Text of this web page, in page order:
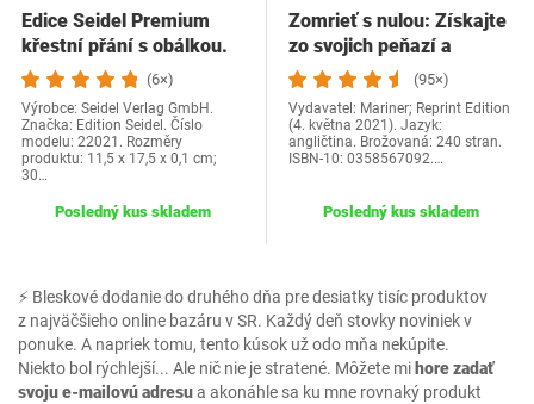
⚡ Bleskové dodanie do druhého dňa pre desiatky tisíc produktov
z najväčšieho online bazáru v SR. Každý deň stovky noviniek v
ponuke. A napriek tomu, tento kúsok už odo mňa nekúpite.
Niekto bol rýchlejší... Ale nič nie je stratené. Môžete mihore zadať
svoju e-mailovú adresua akonáhle sa ku mne rovnaký produkt
Edice Seidel Premium
křestní přání s obálkou.
Přání ke křtu…(6×)
Výrobce: Seidel Verlag GmbH.
Značka: Edition Seidel. Číslo
modelu: 22021. Rozměry
produktu: 11,5 x 17,5 x 0,1 cm;
30…
Posledný kus skladem
Zomrieť s nulou: Získajte
zo svojich peňazí a
života…
(95×)
Vydavatel: Mariner; Reprint Edition
(4. května 2021). Jazyk:
angličtina. Brožovaná: 240 stran.
ISBN-10: 0358567092.…
Posledný kus skladem